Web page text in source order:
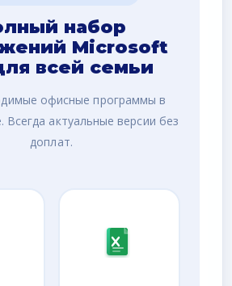
набор
Microsoft
всей семьи
офисные программы в
Всегда актуальные версии без
доплат.